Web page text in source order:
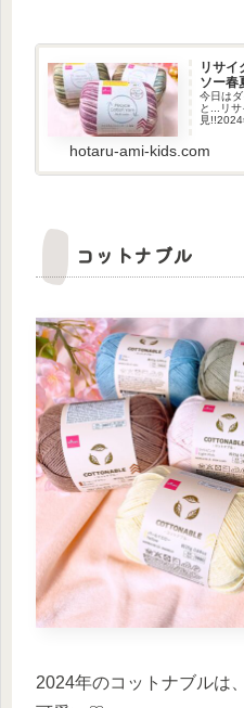
リサイ
ソー春
今日は
と...リ
見
(*^^*)カ
チュラ...
hotaru-ami-kids.com
コットナブル
2024年のコットナブルは